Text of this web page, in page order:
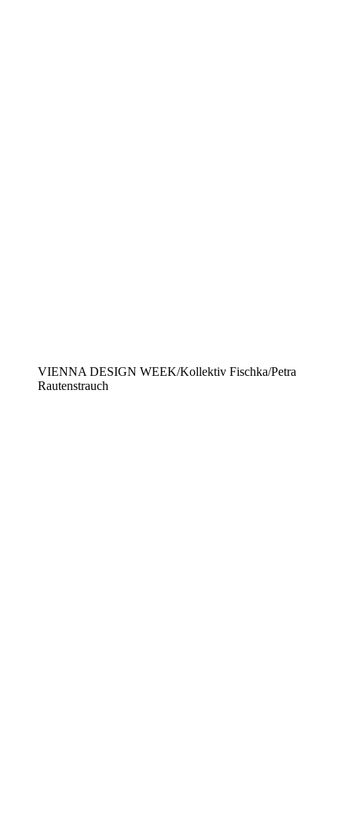
VIENNA DESIGN WEEK/Kollektiv Fischka/Petra
Rautenstrauch